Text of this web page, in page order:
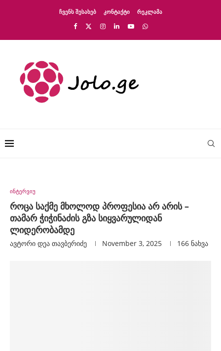
ᲩᲕᲔᲜᲡ ᲨᲔᲡᲐᲮᲔᲑ ᲙᲝᲜᲢᲐᲥᲢᲘ ᲠᲔᲙᲚᲐᲛᲐ
ინტერვიუ
როცა საქმე მხოლოდ პროფესია არ არის –
თამარ ჭიჭინაძის გზა სიყვარულიდან
ლიდერობამდე
ავტორი Დეა Თავბერიძე November 3, 2025 166 ნახვა